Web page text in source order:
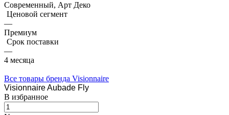
Современный, Арт Деко
Ценовой сегмент
—
Премиум
Срок поставки
—
4 месяца
Все товары бренда Visionnaire
Visionnaire Aubade Fly
В избранное